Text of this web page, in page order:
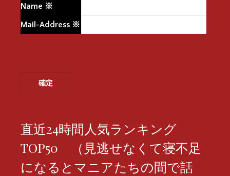
Name ※
Mail-Address ※
直近24時間人気ランキング
TOP50 （見逃せなくて寝不足
になるとマニアたちの間で話